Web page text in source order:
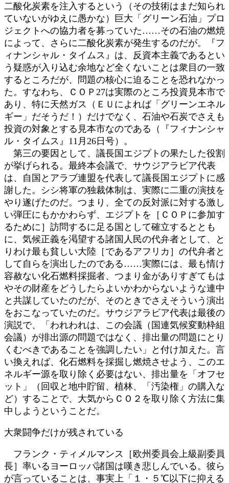
二酸化炭素を注入するという（その技術はまだ知られ
ていないがゆえに愚かな）巨大「グリーン石油」プロ
ジェクトへの協力者を募っていた……その石油の燃焼
によって、さらに二酸化炭素が発生するのだが。『フ
ィナンシャル・タイムス』は、反資本主義であるとい
う疑惑が入り込む余地など全くないことは衆目の一致
するところだが、問題の核心に迫ることを恐れなかっ
た。すなわち、ＣＯＰ27は実際のところ投資見本市で
あり、特に天然ガス（ＥＵによれば「グリーンエネル
ギー」だそうだ！）だけでなく、石油や石炭でさえも
投資の対象とする見本市なのである（『フィナンシャ
ル・タイムス』11月26日号）。
第三の要因として、議長国エジプトの果たした役割
が挙げられる。最終本会議で、サウジアラビア代表
は、自国とアラブ連盟を代表して議長国エジプトに感
謝した。シシ将軍の独裁体制は、実際に二重の演技を
やり遂げたのだ。つまり、全ての反対派に対する激し
い弾圧にもかかわらず、エジプトを［ＣＯＰに参加す
るために］訪問するに足る国として確立するととも
に、気候正義を渇望する諸国人民の代弁者として、と
りわけ最も貧しい大陸［であるアフリカ］の代弁者と
して自らを演出したのである……実際には、最も情け
容赦ない化石燃料採掘者、つまり金がありすぎてもは
やその財産をどうしたらよいかわからないような連中
と共謀していたのだが、そのときでさえそういう演出
をおこなっていたのだ。サウジアラビア代表は最後の
演説で、「われわれは、この会議（国連気候変動枠組
会議）が排出源の問題ではなく、排出量の問題にとり
くむべきであることを強調したい」と付け加えた。言
い換えれば、化石燃料を採掘し燃焼させよう、このエ
ネルギー源を取り除く必要はない、排出量を「オフセ
ット」（回収と地中貯留、植林、「汚染権」の購入な
ど）することで、大気からＣＯ２を取り除く方法に集
中しようということだ。
大衆闘争だけが残されている
フランク・ティメルマンス［欧州委員会上級副委員
長］率いるヨーロッパ諸国は嘆き悲しんでいる。彼ら
が言っていることは、事実上「１・５℃以下に抑える